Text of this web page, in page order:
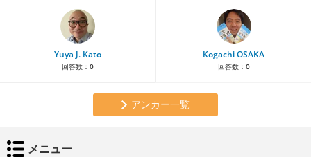
Yuya J. Kato
回答数： 0
Kogachi OSAKA
回答数： 0
アンカー一覧
メニュー